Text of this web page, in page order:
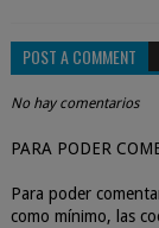
POST A COMMENT
No hay comentarios
PARA PODER
Para poder
como mínimo, las